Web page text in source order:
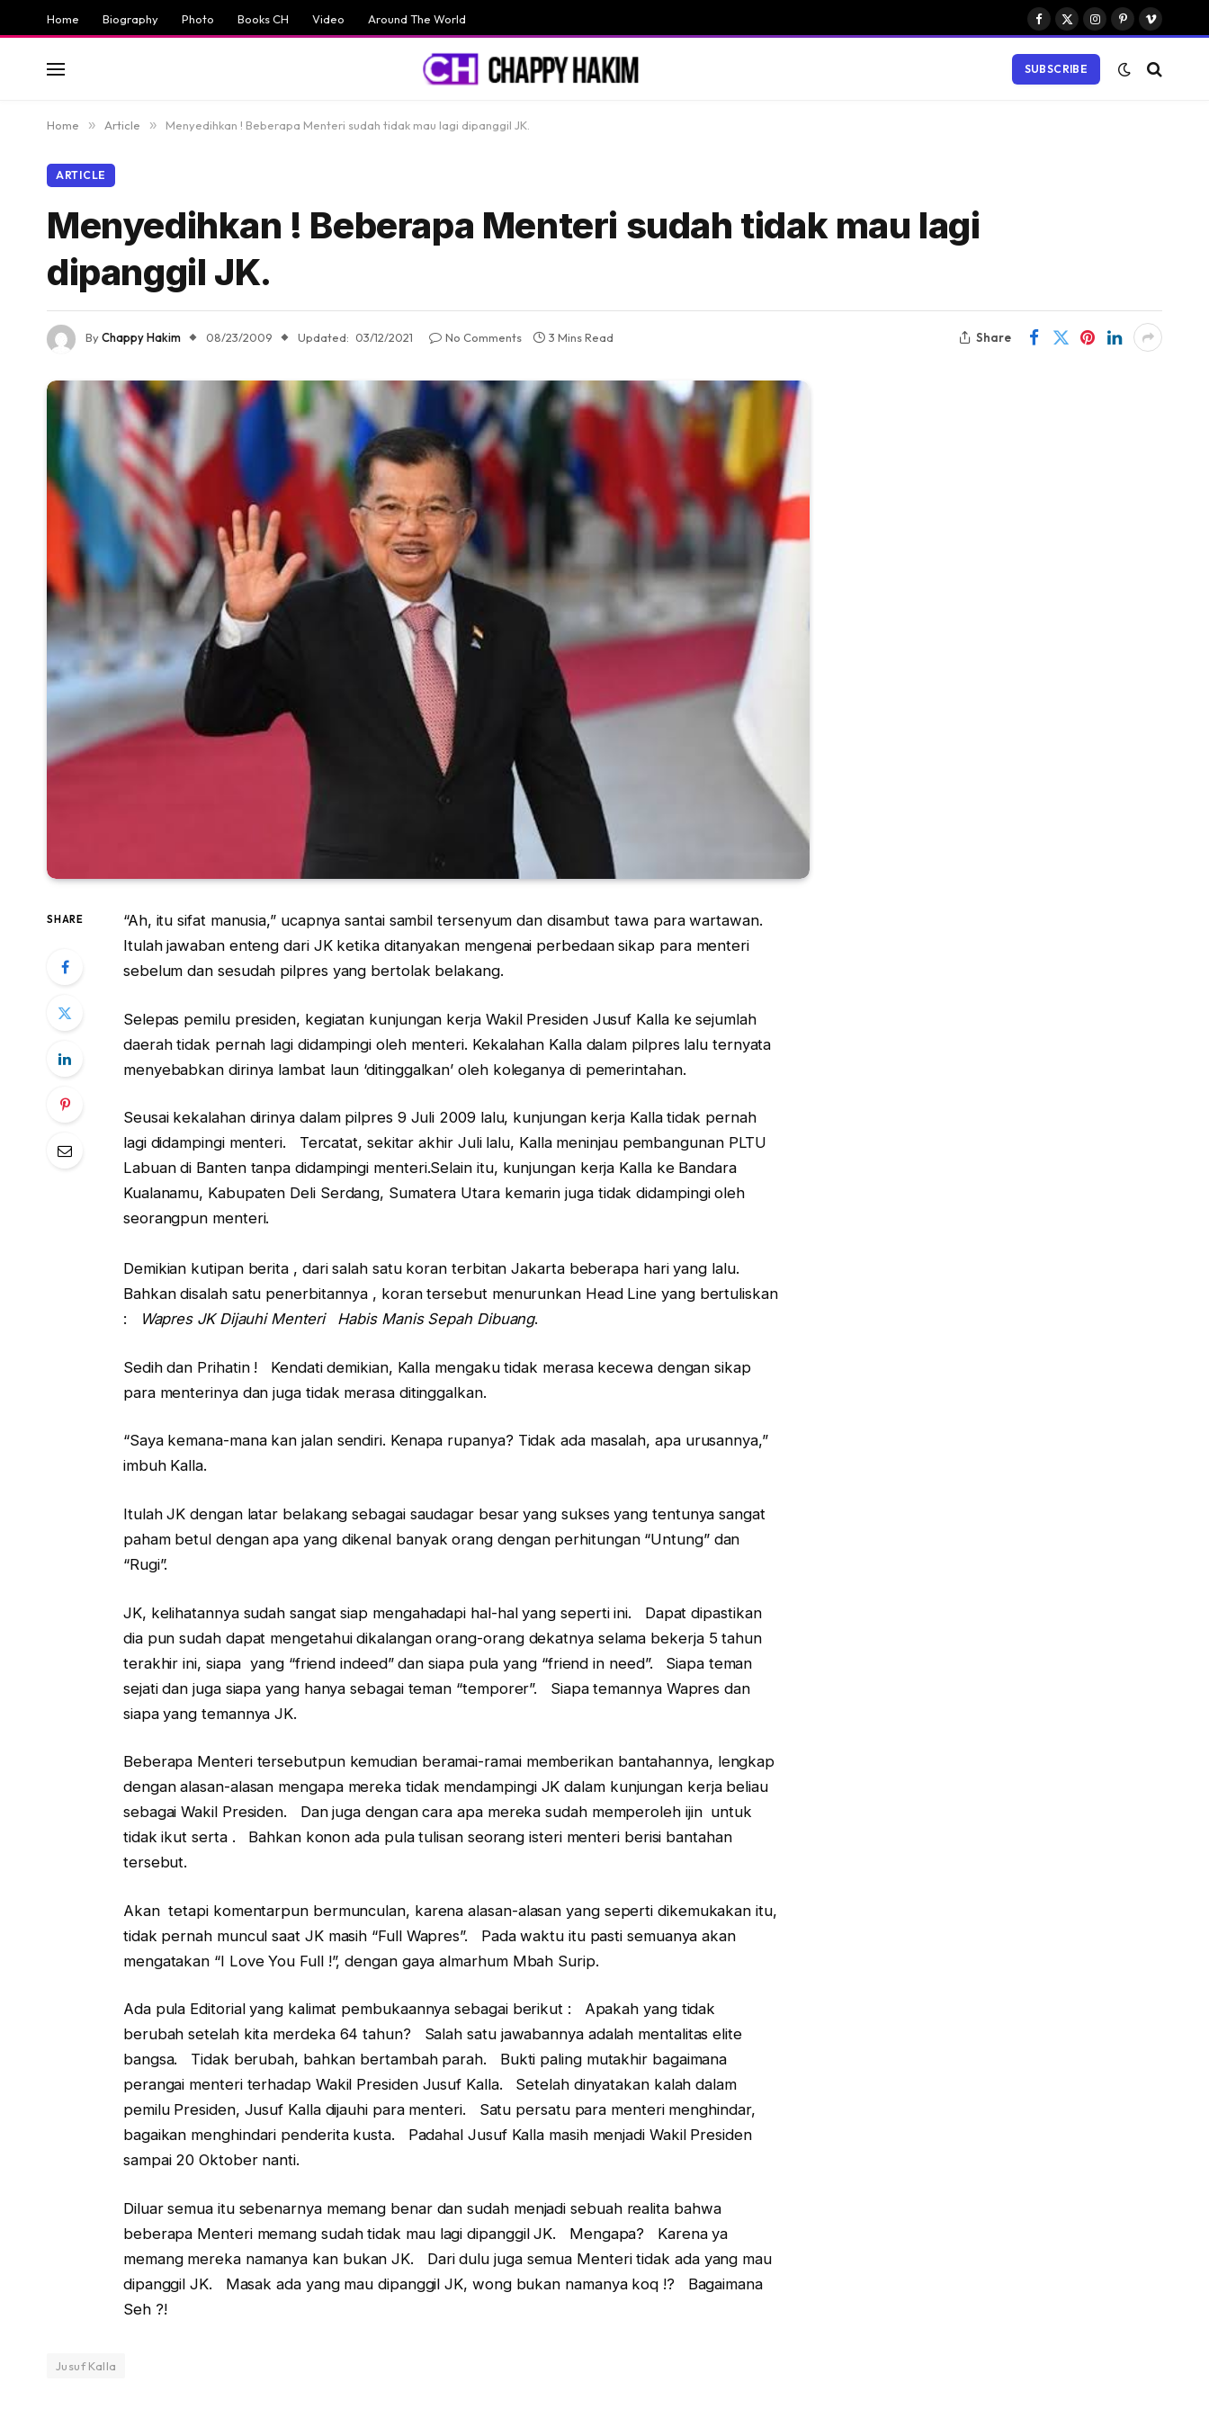
Home Biography Photo Books CH Video Around The World
Facebook
X
Instagram
PinterestVimeo
SUBSCRIBE
Home » Article » Menyedihkan ! Beberapa Menteri sudah tidak mau lagi dipanggil JK.
ARTICLE
Menyedihkan ! Beberapa Menteri sudah tidak mau lagi
dipanggil JK.
ByChappy Hakim 08/23/2009 Updated: 03/12/2021 No Comments 3 Mins Read Share
SHARE
“Ah, itu sifat manusia,” ucapnya santai sambil tersenyum dan disambut tawa para wartawan.
Itulah jawaban enteng dari JK ketika ditanyakan mengenai perbedaan sikap para menteri
sebelum dan sesudah pilpres yang bertolak belakang.
Selepas pemilu presiden, kegiatan kunjungan kerja Wakil Presiden Jusuf Kalla ke sejumlah
daerah tidak pernah lagi didampingi oleh menteri. Kekalahan Kalla dalam pilpres lalu ternyata
menyebabkan dirinya lambat laun ‘ditinggalkan’ oleh koleganya di pemerintahan.
Seusai kekalahan dirinya dalam pilpres 9 Juli 2009 lalu, kunjungan kerja Kalla tidak pernah
lagi didampingi menteri. Tercatat, sekitar akhir Juli lalu, Kalla meninjau pembangunan PLTU
Labuan di Banten tanpa didampingi menteri.Selain itu, kunjungan kerja Kalla ke Bandara
Kualanamu, Kabupaten Deli Serdang, Sumatera Utara kemarin juga tidak didampingi oleh
seorangpun menteri.
Demikian kutipan berita , dari salah satu koran terbitan Jakarta beberapa hari yang lalu.
Bahkan disalah satu penerbitannya , koran tersebut menurunkan Head Line yang bertuliskan
:
Wapres JK Dijauhi Menteri Habis Manis Sepah Dibuang.
Sedih dan Prihatin ! Kendati demikian, Kalla mengaku tidak merasa kecewa dengan sikap
para menterinya dan juga tidak merasa ditinggalkan.
“Saya kemana-mana kan jalan sendiri. Kenapa rupanya? Tidak ada masalah, apa urusannya,”
imbuh Kalla.
Itulah JK dengan latar belakang sebagai saudagar besar yang sukses yang tentunya sangat
paham betul dengan apa yang dikenal banyak orang dengan perhitungan “Untung” dan
“Rugi”.
JK, kelihatannya sudah sangat siap mengahadapi hal-hal yang seperti ini. Dapat dipastikan
dia pun sudah dapat mengetahui dikalangan orang-orang dekatnya selama bekerja 5 tahun
terakhir ini, siapa yang “friend indeed” dan siapa pula yang “friend in need”. Siapa teman
sejati dan juga siapa yang hanya sebagai teman “temporer”. Siapa temannya Wapres dan
siapa yang temannya JK.
Beberapa Menteri tersebutpun kemudian beramai-ramai memberikan bantahannya, lengkap
dengan alasan-alasan mengapa mereka tidak mendampingi JK dalam kunjungan kerja beliau
sebagai Wakil Presiden. Dan juga dengan cara apa mereka sudah memperoleh ijin untuk
tidak ikut serta . Bahkan konon ada pula tulisan seorang isteri menteri berisi bantahan
tersebut.
Akan tetapi komentarpun bermunculan, karena alasan-alasan yang seperti dikemukakan itu,
tidak pernah muncul saat JK masih “Full Wapres”. Pada waktu itu pasti semuanya akan
mengatakan “I Love You Full !”, dengan gaya almarhum Mbah Surip.
Ada pula Editorial yang kalimat pembukaannya sebagai berikut : Apakah yang tidak
berubah setelah kita merdeka 64 tahun? Salah satu jawabannya adalah mentalitas elite
bangsa. Tidak berubah, bahkan bertambah parah. Bukti paling mutakhir bagaimana
perangai menteri terhadap Wakil Presiden Jusuf Kalla. Setelah dinyatakan kalah dalam
pemilu Presiden, Jusuf Kalla dijauhi para menteri. Satu persatu para menteri menghindar,
bagaikan menghindari penderita kusta. Padahal Jusuf Kalla masih menjadi Wakil Presiden
sampai 20 Oktober nanti.
Diluar semua itu sebenarnya memang benar dan sudah menjadi sebuah realita bahwa
beberapa Menteri memang sudah tidak mau lagi dipanggil JK. Mengapa? Karena ya
memang mereka namanya kan bukan JK. Dari dulu juga semua Menteri tidak ada yang mau
dipanggil JK. Masak ada yang mau dipanggil JK, wong bukan namanya koq !? Bagaimana
Seh ?!
Jusuf Kalla